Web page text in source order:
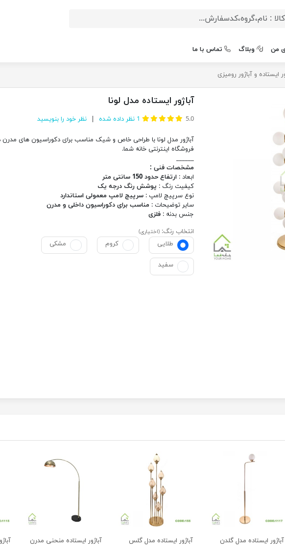
من وبلاگ تماس با ما
ایستاده و آباژور رومیزی
آباژور ایستاده مدل لونا
5.0
1 نظر داده شده نظر خود را بنویسید
آباژور مدل لونا با طراحی خاص و شیک مناسب برای دکوراسیون های مدرن
فروشگاه اینترنتی خانه شما.
______
مشخصات فنی :
ابعاد : ارتفاع حدود 150 سانتی متر
کیفیت رنگ : پوشش رنگ درجه یک
نوع سرپیچ لامپ : سرپیچ لامپ معمولی استاندارد
سایر توضیحات : مناسب برای دکوراسیون داخلی و مدرن
جنس بدنه : فلزی
انتخاب رنگ: (اختیاری)
طلایی کروم مشکی
سفید
آباژور ایستاده مدل گلدن آباژور ایستاده مدل گلس آباژور ایستاده منحنی مدرن